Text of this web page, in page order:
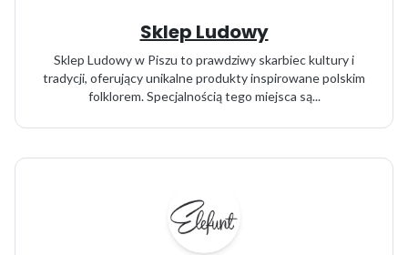
Sklep Ludowy
Sklep Ludowy w Piszu to prawdziwy skarbiec kultury i
tradycji, oferujący unikalne produkty inspirowane polskim
folklorem. Specjalnością tego miejsca są...